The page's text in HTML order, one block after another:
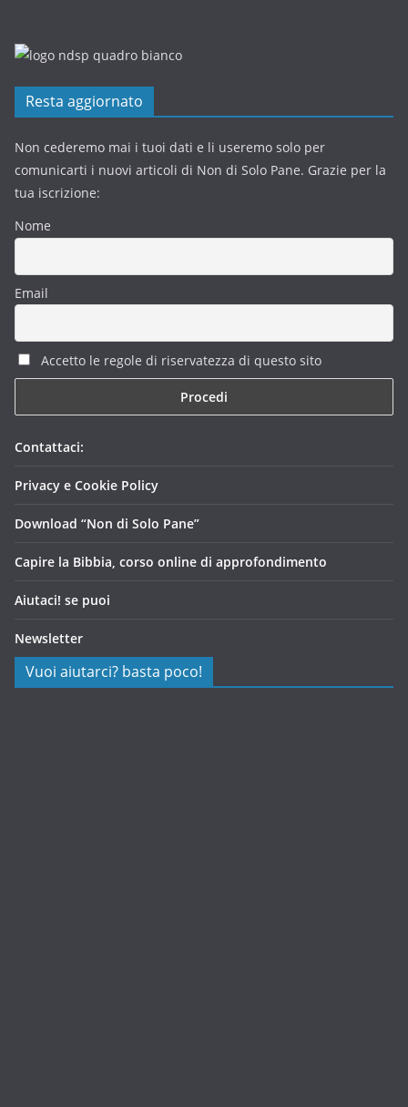
Resta aggiornato
Non cederemo mai i tuoi dati e li useremo solo per
comunicarti i nuovi articoli di Non di Solo Pane. Grazie per la
tua iscrizione:
Nome
Email
Accetto le regole di riservatezza di questo sito
Contattaci:
Privacy e Cookie Policy
Download “Non di Solo Pane”
Capire la Bibbia, corso online di approfondimento
Aiutaci! se puoi
Newsletter
Vuoi aiutarci? basta poco!